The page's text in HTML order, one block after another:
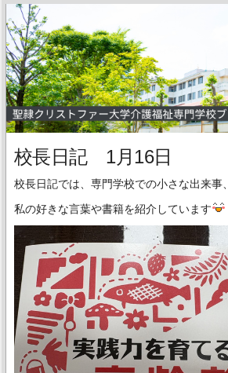
校長日記 1月16日
校長日記では、専門学校での小さな出来事、
私の好きな言葉や書籍を紹介しています